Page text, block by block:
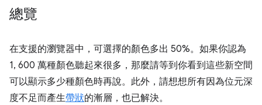
總覽
在支援的瀏覽器中，可選擇的顏色多出 50%。如果你認為
1, 600 萬種顏色聽起來很多，那麼請等到你看到這些新空間
可以顯示多少種顏色時再說。此外，請想想所有因為位元深
度不足而產生帶狀的漸層，也已解決。